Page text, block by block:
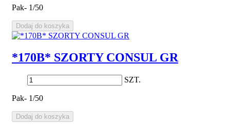
Pak- 1/50
Dodaj do koszyka
*170B* SZORTY CONSUL GR
SZT.
Pak- 1/50
Dodaj do koszyka